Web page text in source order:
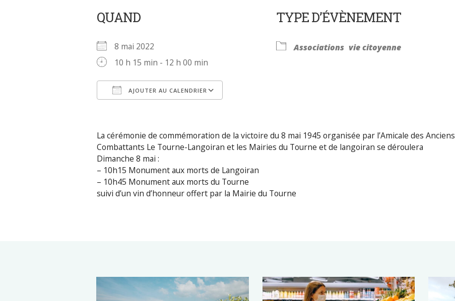
QUAND
8 mai 2022
10 h 15 min - 12 h 00 min
AJOUTER AU CALENDRIER
TYPE D’ÉVÈNEMENT
Associations vie citoyenne
La cérémonie de commémoration de la victoire du 8 mai 1945 organisée par l’Amicale des Anciens
Combattants Le Tourne-Langoiran et les Mairies du Tourne et de langoiran se déroulera
Dimanche 8 mai :
– 10h15 Monument aux morts de Langoiran
– 10h45 Monument aux morts du Tourne
suivi d’un vin d’honneur offert par la Mairie du Tourne